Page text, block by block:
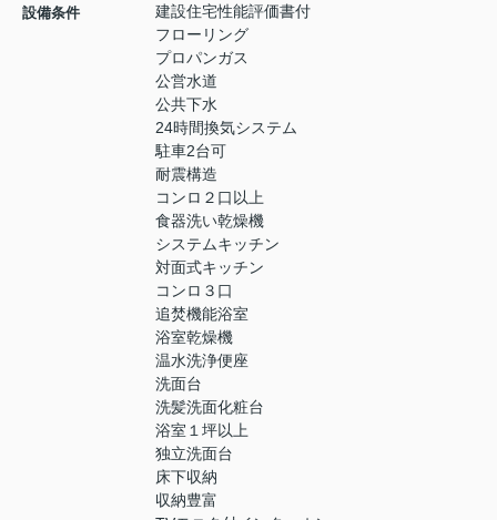
設備条件
建設住宅性能評価書付
フローリング
プロパンガス
公営水道
公共下水
24時間換気システム
駐車2台可
耐震構造
コンロ２口以上
食器洗い乾燥機
システムキッチン
対面式キッチン
コンロ３口
追焚機能浴室
浴室乾燥機
温水洗浄便座
洗面台
洗髪洗面化粧台
浴室１坪以上
独立洗面台
床下収納
収納豊富